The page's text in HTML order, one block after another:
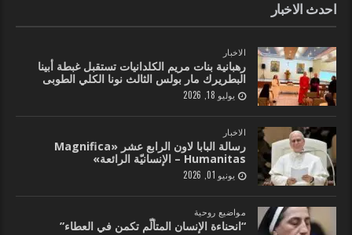
احدث الاخبار
الاخبار
رهبانية بنات مريم الكلدانيات تستقبل غبطة أبينا
البطريرك مار بولس الثالث نونا الكلي الطوبى
يوليو 18, 2026
الاخبار
رسالة البابا لاون الرابع عشر «Magnifica
Humanitas – الإنسانيّة الرائعة»
يونيو 01, 2026
مواضيع روحية
“انحناءة الإنسان المتألّم تكمن في العطاء”